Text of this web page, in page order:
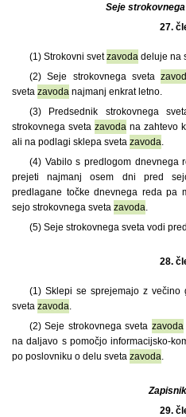
Seje
27.
(1) Strokovni svetzavodadeluje na
(2) Seje strokovnega sveta
sveta zavoda najmanj enkrat letno.
(3) Predsednik strokovnega
strokovnega sveta zavoda na zahtevo
ali na podlagi sklepa sveta zavoda.
(4) Vabilo s predlogom dnevnega
prejeti najmanj osem dni pred
predlagane točke dnevnega reda pa
sejo strokovnega sveta zavoda.
(5) Seje strokovnega sveta vodi
28.
(1) Sklepi se sprejemajo z večino
sveta zavoda.
(2) Seje strokovnega sveta zavoda
na daljavo s pomočjo informacijsko-
po poslovniku o delu sveta zavoda.
29.